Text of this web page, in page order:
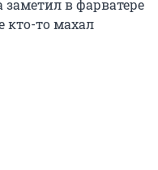
в фарватере
кто-то махал